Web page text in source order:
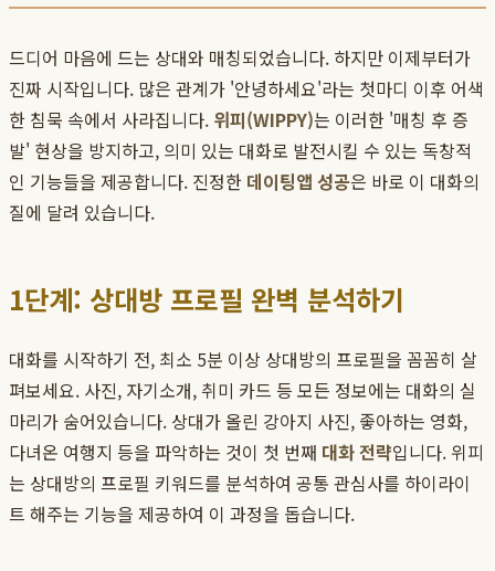
드디어 마음에 드는 상대와 매칭되었습니다. 하지만 이제부터가
진짜 시작입니다. 많은 관계가 '안녕하세요'라는 첫마디 이후 어색
한 침묵 속에서 사라집니다. 위피(WIPPY)는 이러한 '매칭 후 증
발' 현상을 방지하고, 의미 있는 대화로 발전시킬 수 있는 독창적
인 기능들을 제공합니다. 진정한 데이팅앱 성공은 바로 이 대화의
질에 달려 있습니다.
1단계: 상대방 프로필 완벽 분석하기
대화를 시작하기 전, 최소 5분 이상 상대방의 프로필을 꼼꼼히 살
펴보세요. 사진, 자기소개, 취미 카드 등 모든 정보에는 대화의 실
마리가 숨어있습니다. 상대가 올린 강아지 사진, 좋아하는 영화,
다녀온 여행지 등을 파악하는 것이 첫 번째 대화 전략입니다. 위피
는 상대방의 프로필 키워드를 분석하여 공통 관심사를 하이라이
트 해주는 기능을 제공하여 이 과정을 돕습니다.